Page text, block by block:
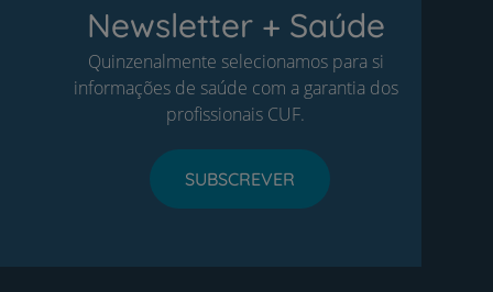
Newsletter + Saúde
Quinzenalmente selecionamos para si
informações de saúde com a garantia dos
profissionais CUF.
SUBSCREVER